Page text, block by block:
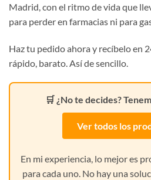
Madrid, con el ritmo de vida que
para perder en farmacias ni para
Haz tu pedido ahora y recíbelo en
rápido, barato. Así de sencillo.
🛒 ¿No te decides?
Ver todos los
En mi experiencia, lo mejor es
para cada uno. No hay una